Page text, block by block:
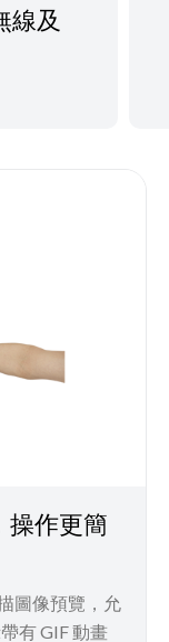
線及
操作更簡
圖像預覽，允
有 GIF 動畫